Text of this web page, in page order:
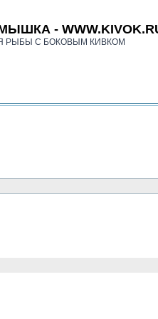
-
РЫБЫ С БОКОВЫМ КИВКОМ